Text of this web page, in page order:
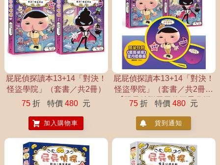
屁屁偵探讀本13+14「對決！
怪盜學院」（套書／共2冊）
75 折 特價 480 元
加入購物車
屁屁偵探讀本13+14「對決！
怪盜學院」（套書／共2冊）
【限量特贈屁屁偵探星月摺
75 折 特價 480 元
貨到通知